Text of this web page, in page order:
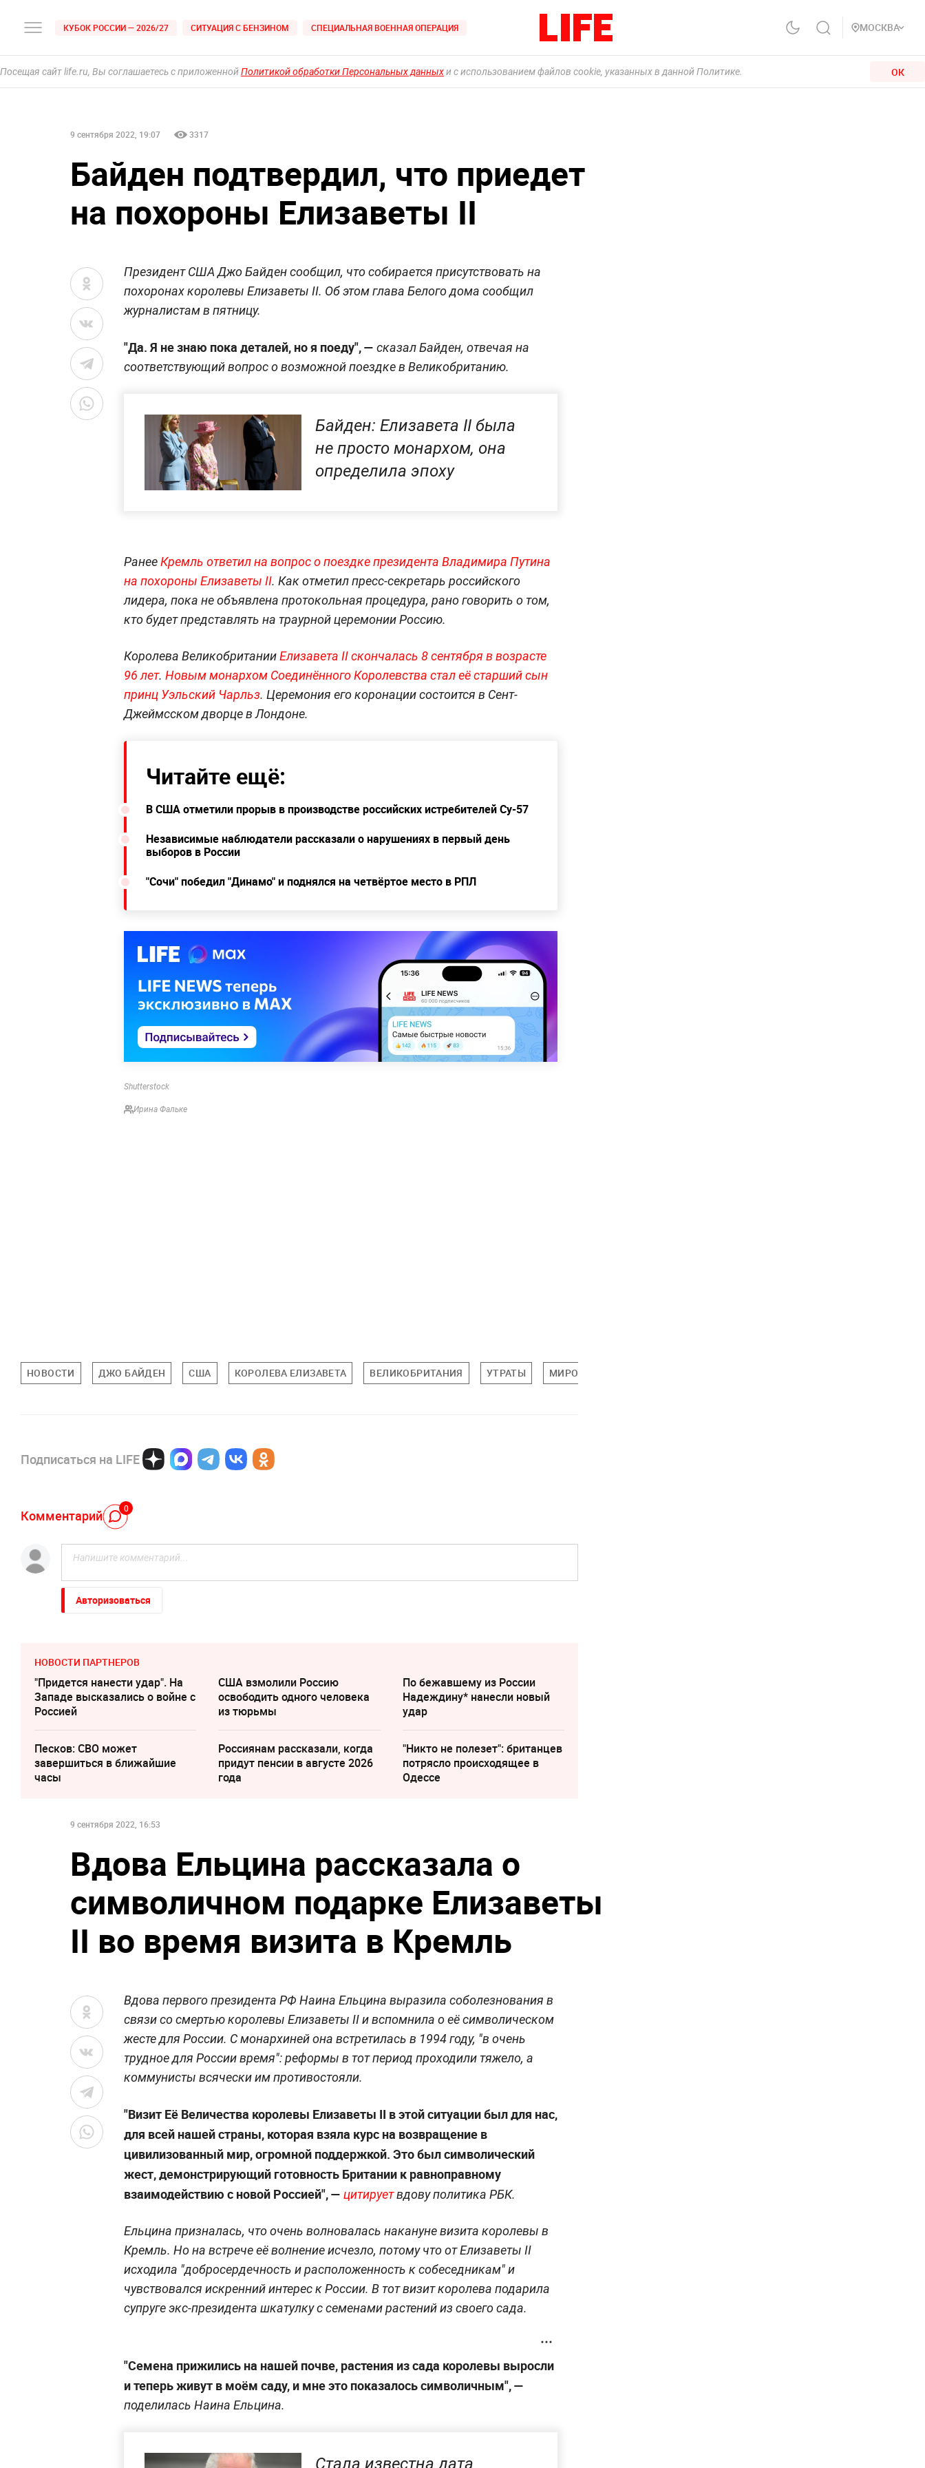
КУБОК РОССИИ — 2026/27 СИТУАЦИЯ С БЕНЗИНОМ СПЕЦИАЛЬНАЯ ВОЕННАЯ ОПЕРАЦИЯ МОСКВА
Посещая сайт life.ru, Вы соглашаетесь с приложеннойПолитикой обработки Персональных данныхи с использованием файлов cookie, указанных в данной Политике. ОК
9 сентября 2022, 19:07 3317
Байден подтвердил, что приедет
на похороны Елизаветы II
Президент США Джо Байден сообщил, что собирается присутствовать на
похоронах королевы Елизаветы II. Об этом глава Белого дома сообщил
журналистам в пятницу.
"Да. Я не знаю пока деталей, но я поеду", — сказал Байден, отвечая на
соответствующий вопрос о возможной поездке в Великобританию.
Байден: Елизавета II была
не просто монархом, она
определила эпоху
РанееКремль ответил на вопрос о поездке президента Владимира Путина
на похороны Елизаветы II. Как отметил пресс-секретарь российского
лидера, пока не объявлена протокольная процедура, рано говорить о том,
кто будет представлять на траурной церемонии Россию.
Королева ВеликобританииЕлизавета II скончалась 8 сентября в возрасте
96 лет. Новым монархом Соединённого Королевства стал её старший сын
принц Уэльский Чарльз. Церемония его коронации состоится в Сент-
Джеймсском дворце в Лондоне.
Читайте ещё:
В США отметили прорыв в производстве российских истребителей Су-57
Независимые наблюдатели рассказали о нарушениях в первый день
выборов в России
"Сочи" победил "Динамо" и поднялся на четвёртое место в РПЛ
Shutterstock
Ирина Фальке
НОВОСТИ ДЖО БАЙДЕН США КОРОЛЕВА ЕЛИЗАВЕТА ВЕЛИКОБРИТАНИЯ УТРАТЫ МИРОВАЯ ПОЛИТИКА
Подписаться на LIFE
Комментарий 0
Авторизоваться
НОВОСТИ ПАРТНЕРОВ
"Придется нанести удар". На
Западе высказались о войне с
Россией
США взмолили Россию
освободить одного человека
из тюрьмы
По бежавшему из России
Надеждину* нанесли новый
удар
Песков: СВО может
завершиться в ближайшие
часы
Россиянам рассказали, когда
придут пенсии в августе 2026
года
"Никто не полезет": британцев
потрясло происходящее в
Одессе
9 сентября 2022, 16:53
Вдова Ельцина рассказала о
символичном подарке Елизаветы
II во время визита в Кремль
Вдова первого президента РФ Наина Ельцина выразила соболезнования в
связи со смертью королевы Елизаветы II и вспомнила о её символическом
жесте для России. С монархиней она встретилась в 1994 году, "в очень
трудное для России время": реформы в тот период проходили тяжело, а
коммунисты всячески им противостояли.
"Визит Её Величества королевы Елизаветы II в этой ситуации был для нас,
для всей нашей страны, которая взяла курс на возвращение в
цивилизованный мир, огромной поддержкой. Это был символический
жест, демонстрирующий готовность Британии к равноправному
взаимодействию с новой Россией", — цитируетвдову политика РБК.
Ельцина призналась, что очень волновалась накануне визита королевы в
Кремль. Но на встрече её волнение исчезло, потому что от Елизаветы II
исходила "добросердечность и расположенность к собеседникам" и
чувствовался искренний интерес к России. В тот визит королева подарила
супруге экс-президента шкатулку с семенами растений из своего сада.
"Семена прижились на нашей почве, растения из сада королевы выросли
и теперь живут в моём саду, и мне это показалось символичным", —
поделилась Наина Ельцина.
Стала известна дата